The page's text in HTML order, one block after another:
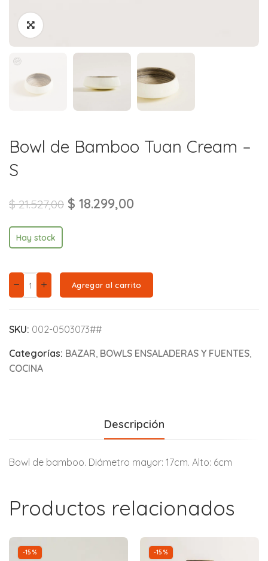
Bowl de Bamboo Tuan Cream –
S
$21.527,00 $ 18.299,00
Hay stock
Agregar al carrito
SKU: 002-0503073##
Categorías: BAZAR, BOWLS ENSALADERAS Y FUENTES,
COCINA
Descripción
Bowl de bamboo. Diámetro mayor: 17cm. Alto: 6cm
Productos relacionados
-15% -15%